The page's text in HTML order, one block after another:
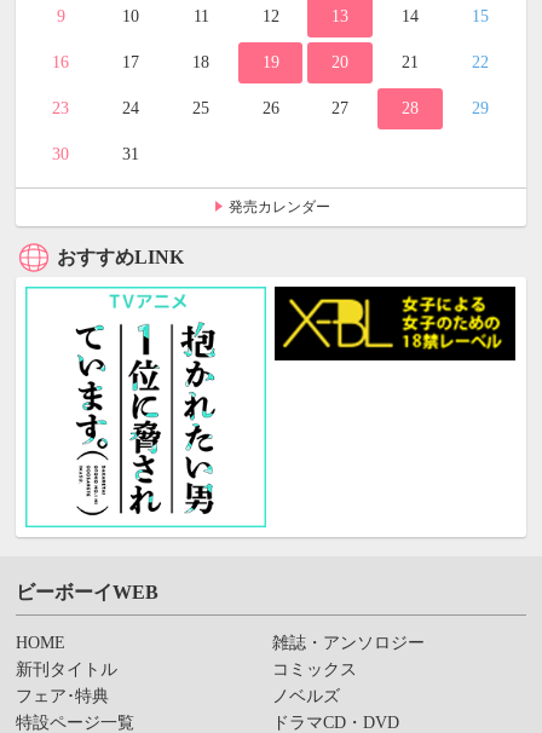
9 10 11 12 13 14 15
16 17 18 19 20 21 22
23 24 25 26 27 28 29
30 31
発売カレンダー
おすすめLINK
ビーボーイWEB
HOME
新刊タイトル
フェア･特典
特設ページ一覧
雑誌・アンソロジー
コミックス
ノベルズ
ドラマCD・DVD